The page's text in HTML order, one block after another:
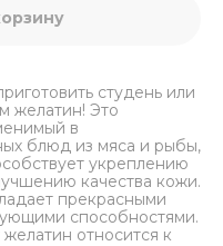
студень или
желатин! Это
в
блюд из мяса и рыбы,
укреплению
качества кожи.
прекрасными
способностями.
относится к